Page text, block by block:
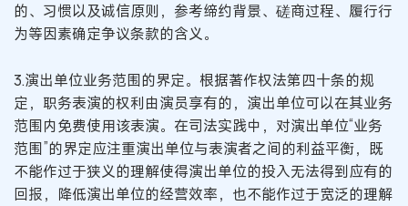
的、习惯以及诚信原则，参考缔约背景、磋商过程、履行行
为等因素确定争议条款的含义。
3.演出单位业务范围的界定。根据著作权法第四十条的规
定，职务表演的权利由演员享有的，演出单位可以在其业务
范围内免费使用该表演。在司法实践中，对演出单位“业务
范围”的界定应注重演出单位与表演者之间的利益平衡，既
不能作过于狭义的理解使得演出单位的投入无法得到应有的
回报，降低演出单位的经营效率，也不能作过于宽泛的理解